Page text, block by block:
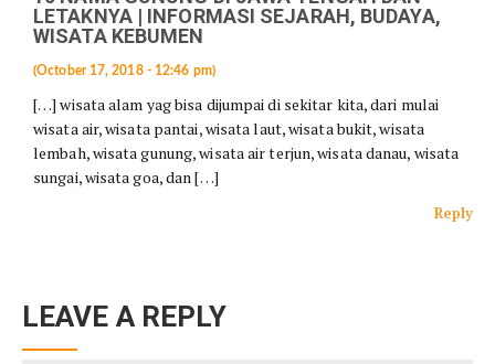
LETAKNYA | INFORMASI SEJARAH, BUDAYA,
WISATA KEBUMEN
(October 17, 2018 - 12:46 pm)
[…] wisata alam yag bisa dijumpai di sekitar kita, dari mulai
wisata air, wisata pantai, wisata laut, wisata bukit, wisata
lembah, wisata gunung, wisata air terjun, wisata danau, wisata
sungai, wisata goa, dan […]
Reply
LEAVE A REPLY